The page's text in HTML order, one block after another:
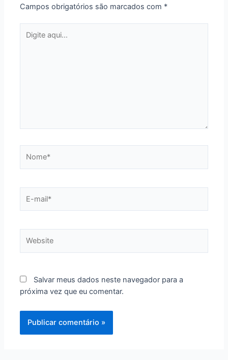
Campos obrigatórios são marcados com *
aqui...
mail*
Salvar meus dados neste navegador para a
próxima vez que eu comentar.